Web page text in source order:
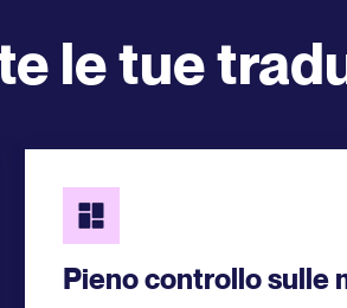
le tue
Pieno controllo sulle